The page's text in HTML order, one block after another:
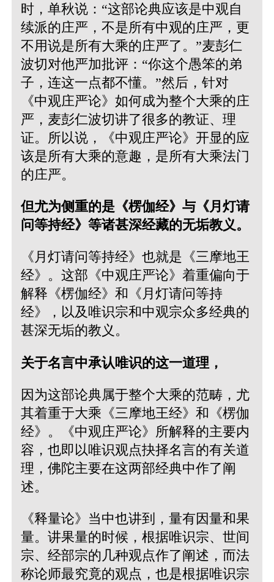
时，单秋说：“这部论典应该是中观自
续派的庄严，不是所有中观的庄严，更
不用说是所有大乘的庄严了。”麦彭仁
波切对他严加批评：“你这个愚笨的弟
子，连这一点都不懂。”然后，针对
《中观庄严论》如何成为整个大乘的庄
严，麦彭仁波切讲了很多的教证、理
证。所以说，《中观庄严论》开显的应
该是所有大乘的意趣，是所有大乘法门
的庄严。
但尤为侧重的是《楞伽经》与《月灯请
问等持经》等诸甚深经藏的无垢教义。
《月灯请问等持经》也就是《三摩地王
经》。这部《中观庄严论》着重偏向于
解释《楞伽经》和《月灯请问等持
经》，以及唯识宗和中观宗众多经典的
甚深无垢的教义。
关于名言中承认唯识的这一道理，
因为这部论典属于整个大乘的范畴，尤
其着重于大乘《三摩地王经》和《楞伽
经》。《中观庄严论》所解释的主要内
容，也即以唯识观点抉择名言的有关道
理，佛陀主要在这两部经典中作了阐
述。
《释量论》当中也讲到，量有因量和果
量。讲果量的时候，根据唯识宗、世间
宗、经部宗的几种观点作了阐述，而法
称论师最究竟的观点，也是根据唯识宗